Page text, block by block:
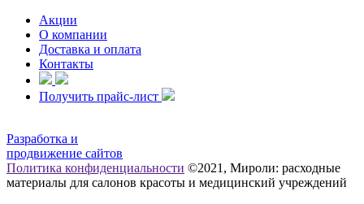
Акции
О компании
Доставка и оплата
Контакты
Получить прайс-лист
Разработка и
продвижение сайтов
Политика конфиденциальности ©2021, Мироли: расходные
материалы для салонов красоты и медицинский учреждений